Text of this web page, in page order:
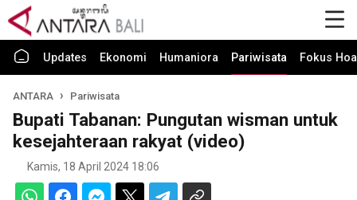
Updates Ekonomi Humaniora Pariwisata Fokus
ANTARA Pariwisata
Bupati Tabanan: Pungutan wisman untuk
kesejahteraan rakyat (video)
Kamis, 18 April 2024 18:06